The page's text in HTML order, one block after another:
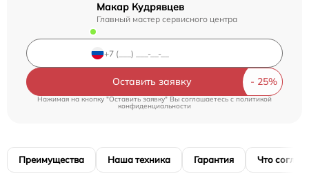
Макар Кудрявцев
Главный мастер сервисного центра
Оставить заявку
Нажимая на кнопку "Оставить заявку" Вы соглашаетесь c политикой
конфиденциальности
Преимущества Наша техника Гарантия Что